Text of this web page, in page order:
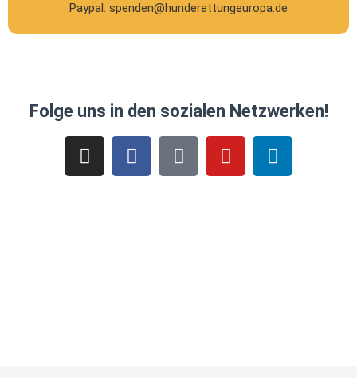
Paypal: spenden@hunderettungeuropa.de
Folge uns in den sozialen Netzwerken!